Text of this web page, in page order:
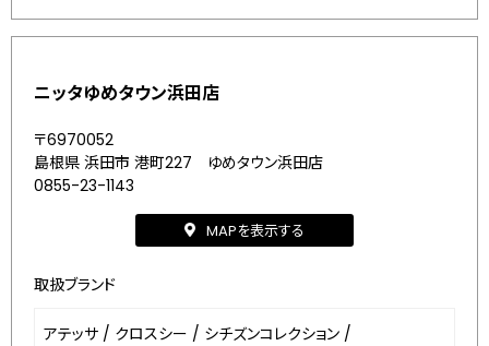
ニッタゆめタウン浜田店
〒6970052
島根県 浜田市 港町227 ゆめタウン浜田店
0855-23-1143
MAPを表示する
取扱ブランド
アテッサ / クロスシー / シチズンコレクション /